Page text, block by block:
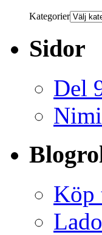
Kategorier
Sidor
Del
Köp